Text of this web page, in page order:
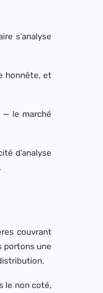
s’analyse
honnête, et
— le marché
d’analyse
couvrant
portons une
le non coté,